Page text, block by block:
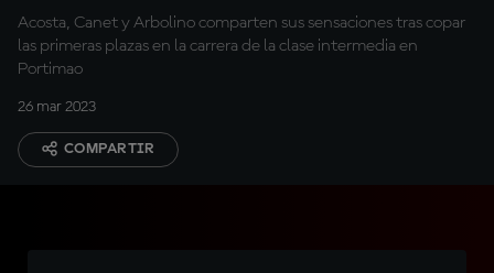
Acosta, Canet y Arbolino comparten sus sensaciones tras copar
las primeras plazas en la carrera de la clase intermedia en
Portimao
26 mar 2023
COMPARTIR